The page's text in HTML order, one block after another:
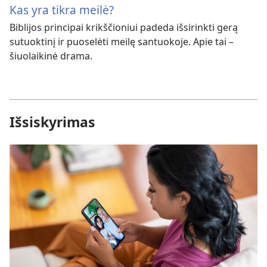
Kas yra tikra meilė?
Biblijos principai krikščioniui padeda išsirinkti gerą
sutuoktinį ir puoselėti meilę santuokoje. Apie tai –
šiuolaikinė drama.
Išsiskyrimas